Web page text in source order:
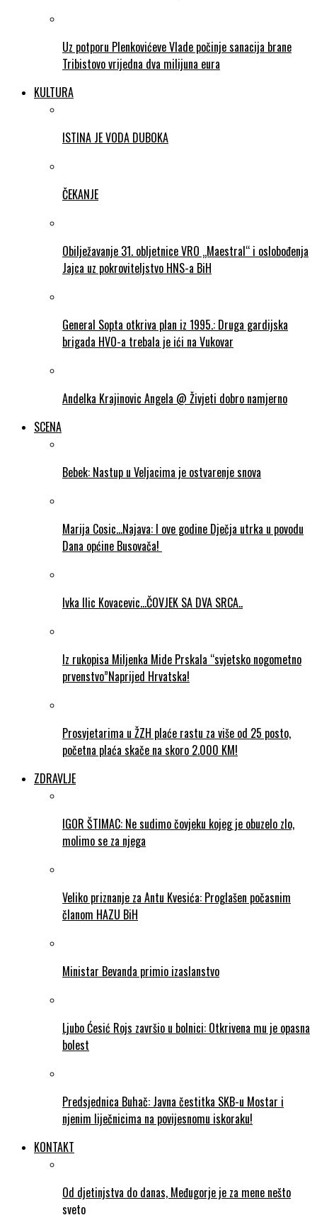
Uz potporu Plenkovićeve Vlade počinje sanacija brane
Tribistovo vrijedna dva milijuna eura
KULTURA
ISTINA JE VODA DUBOKA
ČEKANJE
Obilježavanje 31. obljetnice VRO „Maestral“ i oslobođenja
Jajca uz pokroviteljstvo HNS-a BiH
General Sopta otkriva plan iz 1995.: Druga gardijska
brigada HVO-a trebala je ići na Vukovar
Andelka Krajinovic Angela @ Živjeti dobro namjerno
SCENA
Bebek: Nastup u Veljacima je ostvarenje snova
Marija Cosic…Najava: I ove godine Dječja utrka u povodu
Dana općine Busovača!
Ivka Ilic Kovacevic…ČOVJEK SA DVA SRCA..
Iz rukopisa Miljenka Mide Prskala “svjetsko nogometno
prvenstvo”Naprijed Hrvatska!
Prosvjetarima u ŽZH plaće rastu za više od 25 posto,
početna plaća skače na skoro 2.000 KM!
ZDRAVLJE
IGOR ŠTIMAC: Ne sudimo čovjeku kojeg je obuzelo zlo,
molimo se za njega
Veliko priznanje za Antu Kvesića: Proglašen počasnim
članom HAZU BiH
Ministar Bevanda primio izaslanstvo
Ljubo Ćesić Rojs završio u bolnici: Otkrivena mu je opasna
bolest
Predsjednica Buhač: Javna čestitka SKB-u Mostar i
njenim liječnicima na povijesnomu iskoraku!
KONTAKT
Od djetinjstva do danas, Međugorje je za mene nešto
sveto